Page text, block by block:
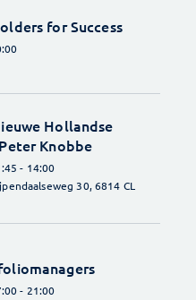
for Success
Hollandse
Knobbe
- 14:00
30, 6814 CL
- 21:00